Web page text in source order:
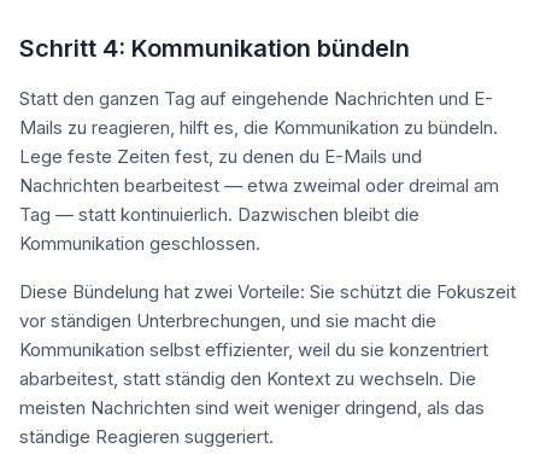
Schritt 4: Kommunikation bündeln
Statt den ganzen Tag auf eingehende Nachrichten und E-
Mails zu reagieren, hilft es, die Kommunikation zu bündeln.
Lege feste Zeiten fest, zu denen du E-Mails und
Nachrichten bearbeitest — etwa zweimal oder dreimal am
Tag — statt kontinuierlich. Dazwischen bleibt die
Kommunikation geschlossen.
Diese Bündelung hat zwei Vorteile: Sie schützt die Fokuszeit
vor ständigen Unterbrechungen, und sie macht die
Kommunikation selbst effizienter, weil du sie konzentriert
abarbeitest, statt ständig den Kontext zu wechseln. Die
meisten Nachrichten sind weit weniger dringend, als das
ständige Reagieren suggeriert.